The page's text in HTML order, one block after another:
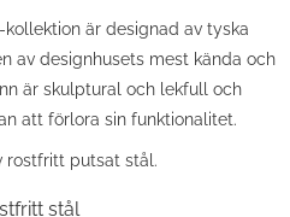
är designad av tyska
av designhusets mest kända och
är skulptural och lekfull och
att förlora sin funktionalitet.
rostfritt putsat stål.
stål